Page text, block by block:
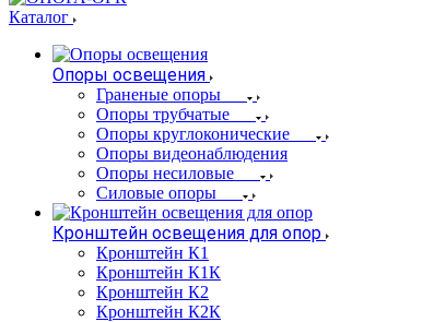
Каталог
Опоры освещения
Граненые опоры
Опоры трубчатые
Опоры круглоконические
Опоры видеонаблюдения
Опоры несиловые
Силовые опоры
Кронштейн освещения для опор
Кронштейн К1
Кронштейн К1К
Кронштейн К2
Кронштейн К2К